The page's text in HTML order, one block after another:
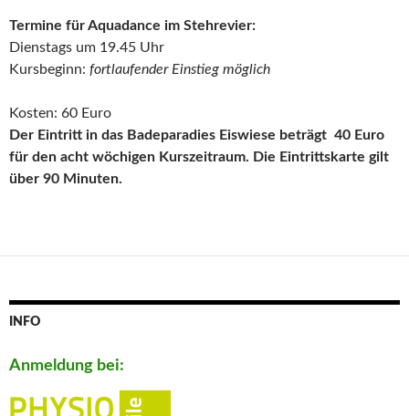
Termine für Aquadance im Stehrevier:
Dienstags um 19.45 Uhr
Kursbeginn: fortlaufender Einstieg möglich
Kosten: 60 Euro
Der Eintritt in das Badeparadies Eiswiese beträgt 40 Euro
für den acht wöchigen Kurszeitraum. Die Eintrittskarte gilt
über 90 Minuten.
INFO
Anmeldung bei: